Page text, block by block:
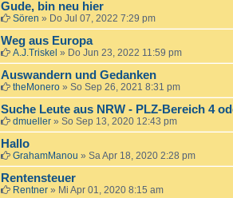
Gude, bin neu hier
Sören » Do Jul 07, 2022 7:29 pm
Weg aus Europa
A.J.Triskel » Do Jun 23, 2022 11:59 pm
Auswandern und Gedanken
theMonero » So Sep 26, 2021 8:31 pm
Suche Leute aus NRW - PLZ-Bereich 4
dmueller » So Sep 13, 2020 12:43 pm
Hallo
GrahamManou » Sa Apr 18, 2020 2:28 pm
Rentensteuer
Rentner » Mi Apr 01, 2020 8:15 am